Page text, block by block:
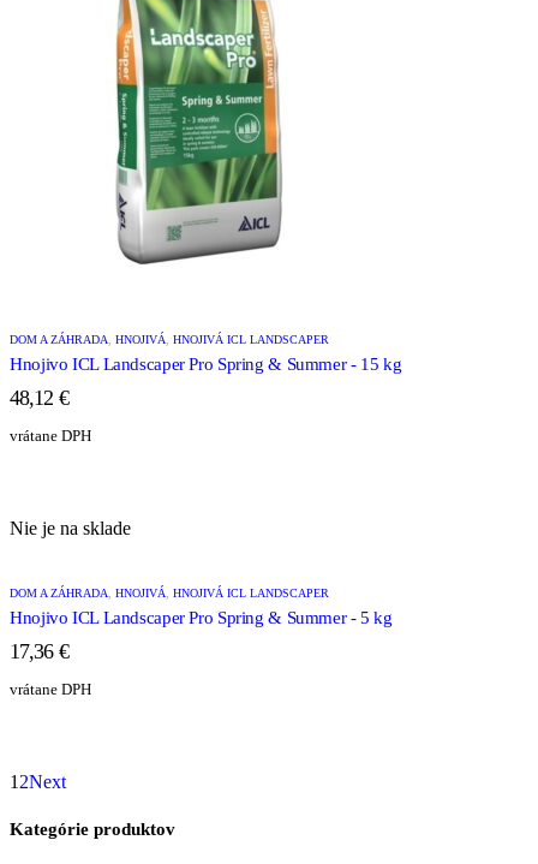
DOM A ZÁHRADA HNOJIVÁ HNOJIVÁ ICL LANDSCAPER
Hnojivo ICL Landscaper Pro Spring & Summer - 15 kg
48,12 €
vrátane DPH
Nie je na sklade
DOM A ZÁHRADA HNOJIVÁ HNOJIVÁ ICL LANDSCAPER
Hnojivo ICL Landscaper Pro Spring & Summer - 5 kg
17,36 €
vrátane DPH
1 2Next
Kategórie produktov